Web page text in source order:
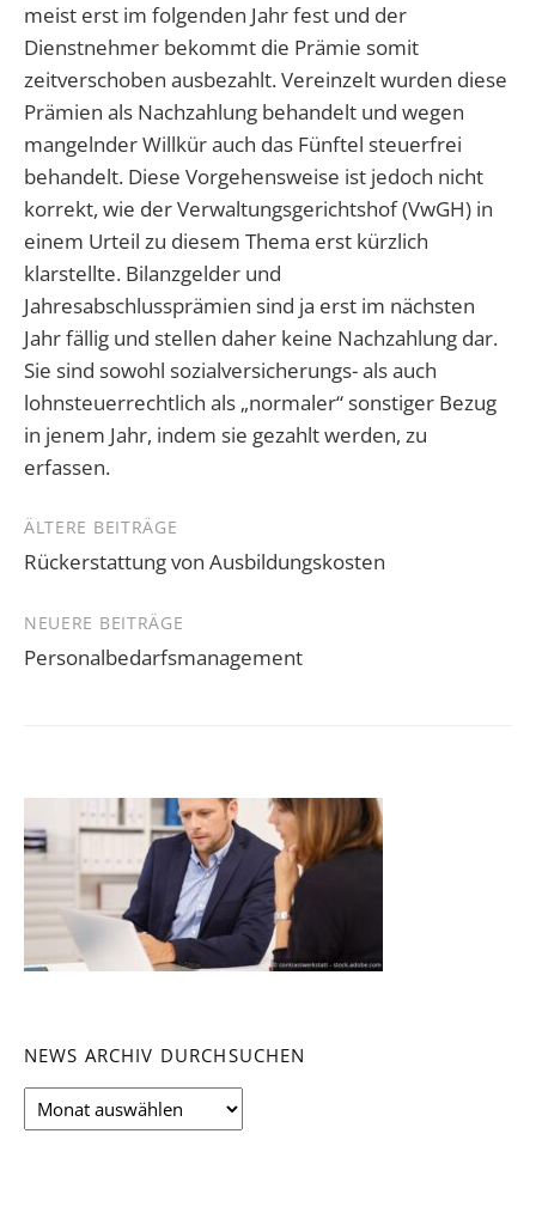
meist erst im folgenden Jahr fest und der
Dienstnehmer bekommt die Prämie somit
zeitverschoben ausbezahlt. Vereinzelt wurden diese
Prämien als Nachzahlung behandelt und wegen
mangelnder Willkür auch das Fünftel steuerfrei
behandelt. Diese Vorgehensweise ist jedoch nicht
korrekt, wie der Verwaltungsgerichtshof (VwGH) in
einem Urteil zu diesem Thema erst kürzlich
klarstellte. Bilanzgelder und
Jahresabschlussprämien sind ja erst im nächsten
Jahr fällig und stellen daher keine Nachzahlung dar.
Sie sind sowohl sozialversicherungs- als auch
lohnsteuerrechtlich als „normaler“ sonstiger Bezug
in jenem Jahr, indem sie gezahlt werden, zu
erfassen.
Beitragsnavigation
ÄLTERE BEITRÄGE
Rückerstattung von Ausbildungskosten
NEUERE BEITRÄGE
Personalbedarfsmanagement
NEWS ARCHIV DURCHSUCHEN
News
Archiv